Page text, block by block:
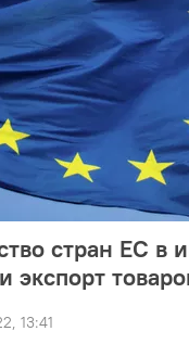
стран ЕС в
экспорт
13:41